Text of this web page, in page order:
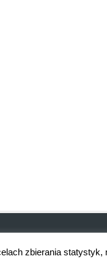
zbierania statystyk,